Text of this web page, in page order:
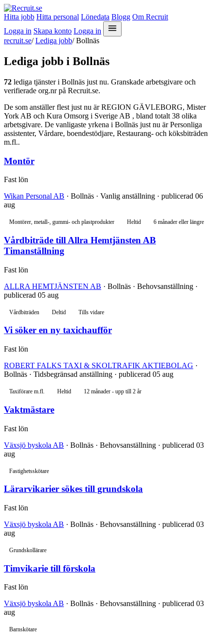
Hitta jobb Hitta personal Lönedata Blogg Om Recruit
Logga in Skapa konto Logga in
recruit.se/ Lediga jobb/ Bollnäs
Lediga jobb i Bollnäs
72 lediga tjänster i Bollnäs just nu. Granskade arbetsgivare och
verifierade org.nr på Recruit.se.
De som anställer flest just nu är REGION GÄVLEBORG, Mister
York AB och Kura Omsorg i Sverige AB , bland totalt 38 olika
arbetsgivare. De vanligaste yrkena i Bollnäs just nu är Personliga
assistenter, Vårdare, boendestödjare, Restaurang- och köksbiträden
m.fl..
Montör
Fast lön
Wikan Personal AB · Bollnäs · Vanlig anställning · publicerad 06
aug
Montörer, metall-, gummi- och plastprodukter Heltid 6 månader eller längre
Vårdbiträde till Allra Hemtjänsten AB
Timanställning
Fast lön
ALLRA HEMTJÄNSTEN AB · Bollnäs · Behovsanställning ·
publicerad 05 aug
Vårdbiträden Deltid Tills vidare
Vi söker en ny taxichaufför
Fast lön
ROBERT FALKS TAXI & SKOLTRAFIK AKTIEBOLAG ·
Bollnäs · Tidsbegränsad anställning · publicerad 05 aug
Taxiförare m.fl. Heltid 12 månader - upp till 2 år
Vaktmästare
Fast lön
Växsjö byskola AB · Bollnäs · Behovsanställning · publicerad 03
aug
Fastighetsskötare
Lärarvikarier sökes till grundskola
Fast lön
Växsjö byskola AB · Bollnäs · Behovsanställning · publicerad 03
aug
Grundskollärare
Timvikarie till förskola
Fast lön
Växsjö byskola AB · Bollnäs · Behovsanställning · publicerad 03
aug
Barnskötare